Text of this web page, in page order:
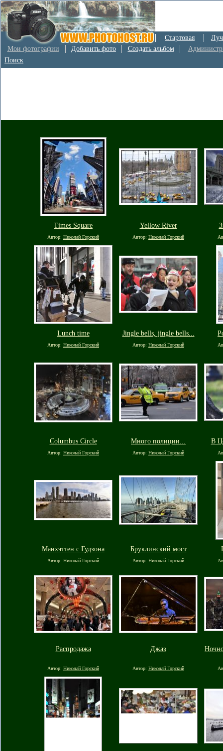
Стартовая
Мои фотографии
Добавить фото Создать альбом
Поиск
Times Square Yellow River
Автор: Николай Горский Автор: Николай Горский
Lunch time Jingle bells, jingle bells...
Автор: Николай Горский Автор: Николай Горский
Columbus Circle Много полиции... В
Автор: Николай Горский Автор: Николай Горский
Манхэттен с Гудзона Бруклинский мост
Автор: Николай Горский Автор: Николай Горский
Распродажа Джаз
Автор: Николай Горский Автор: Николай Горский